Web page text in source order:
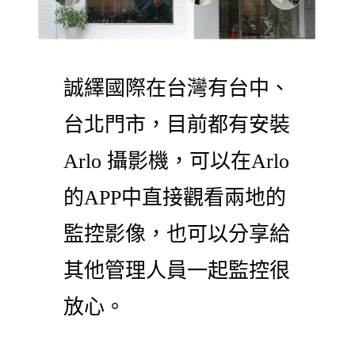
誠繹國際在台灣有台中、
台北門市，目前都有安裝
Arlo 攝影機，可以在Arlo
的APP中直接觀看兩地的
監控影像，也可以分享給
其他管理人員一起監控很
放心。